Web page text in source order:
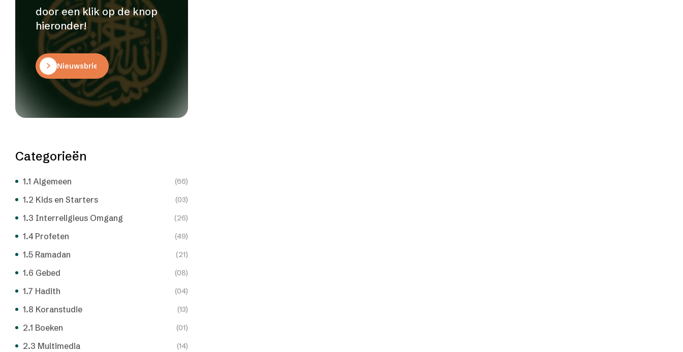
door een klik op de knop
hieronder!
Nieuwsbrief
Categorieën
1.1 Algemeen (66)
1.2 Kids en Starters (03)
1.3 Interreligieus Omgang (26)
1.4 Profeten (49)
1.5 Ramadan (21)
1.6 Gebed (08)
1.7 Hadith (04)
1.8 Koranstudie (13)
2.1 Boeken (01)
2.3 Multimedia (14)